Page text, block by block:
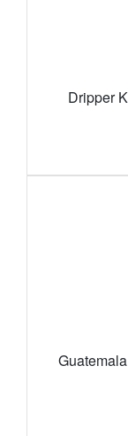
Dripper